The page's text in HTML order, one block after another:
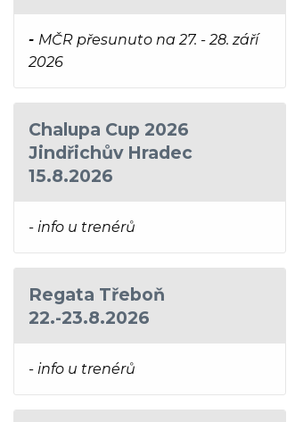
- MČR přesunuto na 27. - 28. září
2026
Chalupa Cup 2026
Jindřichův Hradec
15.8.2026
- info u trenérů
Regata Třeboň
22.-23.8.2026
- info u trenérů